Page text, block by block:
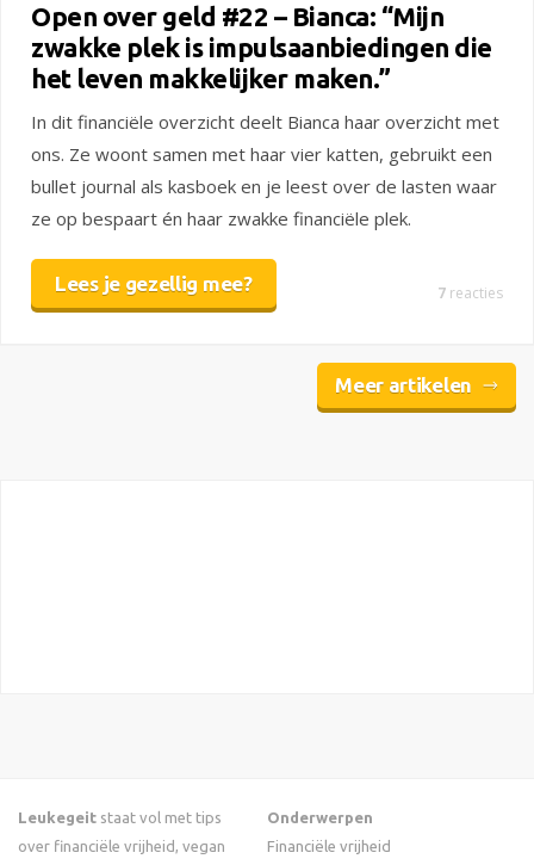
Open over geld #22 – Bianca: “Mijn
zwakke plek is impulsaanbiedingen die
het leven makkelijker maken.”
In dit financiële overzicht deelt Bianca haar overzicht met
ons. Ze woont samen met haar vier katten, gebruikt een
bullet journal als kasboek en je leest over de lasten waar
ze op bespaart én haar zwakke financiële plek.
Lees je gezellig mee? 7 reacties
Meer artikelen
Leukegeit staat vol met tips
over financiële vrijheid, vegan
Onderwerpen
Financiële vrijheid